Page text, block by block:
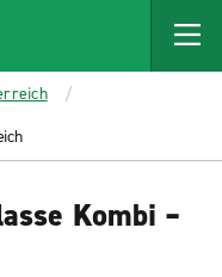
Kombi –